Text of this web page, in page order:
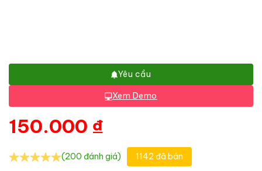
Yêu cầu
Xem Demo
150.000 ₫
(200 đánh giá) 1142 đã bán